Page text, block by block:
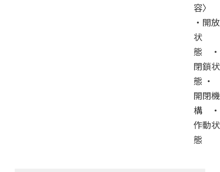
容〉
・開放
状
態 ・
閉鎖状
態 ・
開閉機
構 ・
作動状
態